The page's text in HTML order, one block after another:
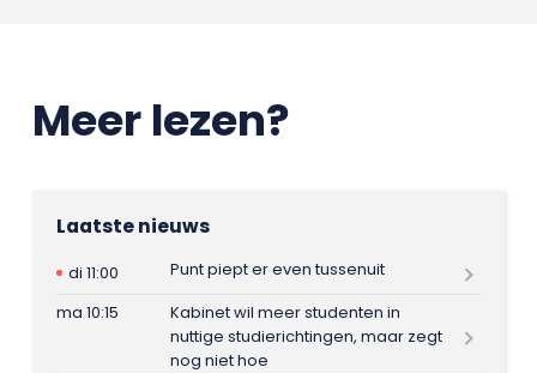
Meer lezen?
Laatste nieuws
di 11:00
Punt piept er even tussenuit
ma 10:15
Kabinet wil meer studenten in
nuttige studierichtingen, maar zegt
nog niet hoe